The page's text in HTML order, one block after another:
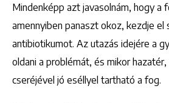
Mindenképp azt javasolnám, hogy a
amennyiben panaszt okoz, kezdje el
antibiotikumot. Az utazás idejére a
oldani a problémát, és mikor
cseréjével jó eséllyel tartható a fog.